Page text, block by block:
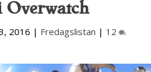
Overwatch
2016 | Fredagslistan | 12